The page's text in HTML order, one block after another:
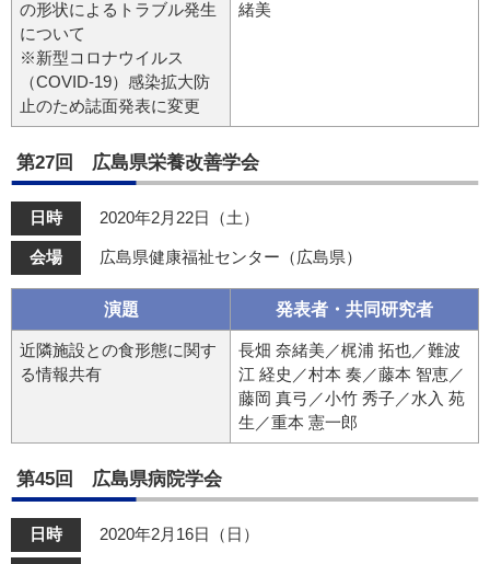
の形状によるトラブル発生
について
※新型コロナウイルス
（COVID-19）感染拡大防
止のため誌面発表に変更
緒美
第27回 広島県栄養改善学会
日時 2020年2月22日（土）
会場 広島県健康福祉センター（広島県）
演題 発表者・共同研究者
近隣施設との食形態に関す
る情報共有
長畑 奈緒美／梶浦 拓也／難波
江 経史／村本 奏／藤本 智恵／
藤岡 真弓／小竹 秀子／水入 苑
生／重本 憲一郎
第45回 広島県病院学会
日時 2020年2月16日（日）